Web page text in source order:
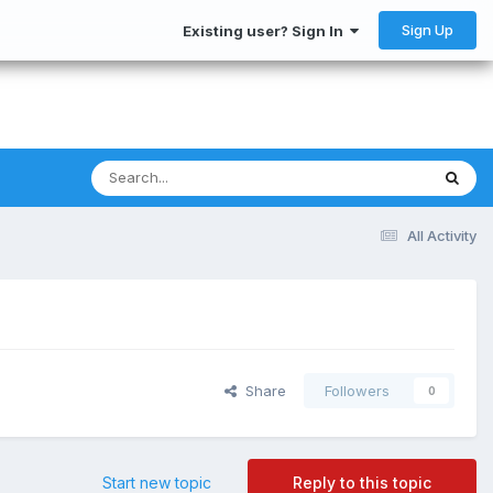
Existing user? Sign In Sign Up
All Activity
Share Followers 0
Reply to this topic
Start new topic